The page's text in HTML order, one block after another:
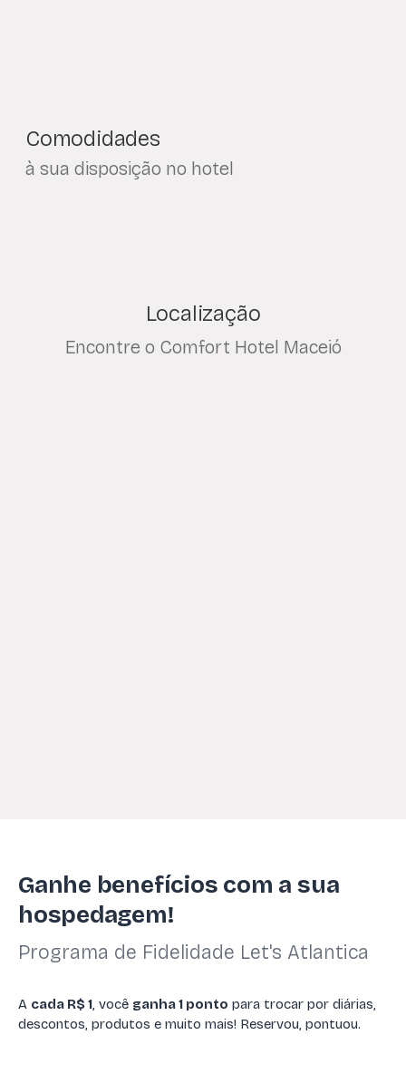
Comodidades
à sua disposição no hotel
Localização
Encontre o Comfort Hotel Maceió
Ganhe benefícios com a sua
hospedagem!
Programa de Fidelidade Let's Atlantica
A cada R$ 1, você ganha 1 ponto para trocar por diárias,
descontos, produtos e muito mais! Reservou, pontuou.